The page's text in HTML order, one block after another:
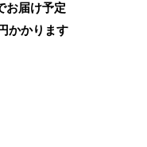
お届け予定
円かかります